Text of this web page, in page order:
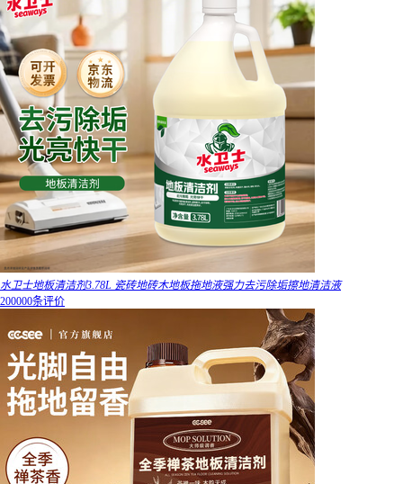
水卫士地板清洁剂3.78L 瓷砖地砖木地板拖地液强力去污除垢擦地清洁液
200000条评价